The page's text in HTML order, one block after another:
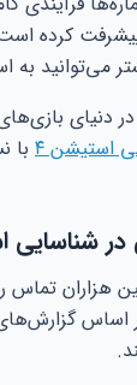
پیشرفت کرده
می‌توانید به
دنیای
استیشن ۴ با
شناسایی
هزاران
گزارش‌های